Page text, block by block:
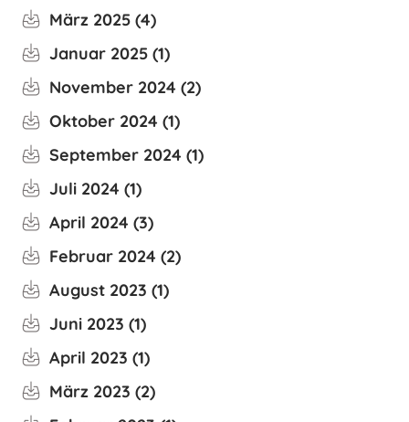
März 2025 4
Januar 2025 1
November 2024 2
Oktober 2024 1
September 2024 1
Juli 2024 1
April 2024 3
Februar 2024 2
August 2023 1
Juni 2023 1
April 2023 1
März 2023 2